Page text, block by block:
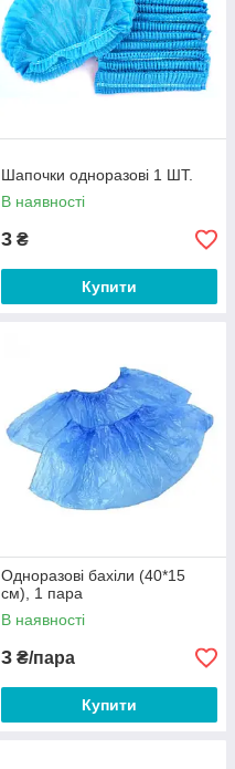
Шапочки одноразові 1 ШТ.
В наявності
3 ₴
Купити
Одноразові бахіли (40*15
см), 1 пара
В наявності
3 ₴/пара
Купити